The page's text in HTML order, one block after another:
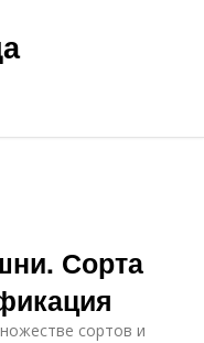
Сорта
сортов и